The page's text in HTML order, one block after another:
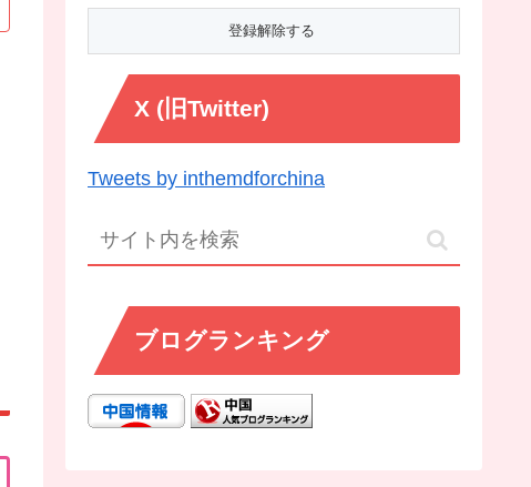
X (旧Twitter)
Tweets by inthemdforchina
ブログランキング